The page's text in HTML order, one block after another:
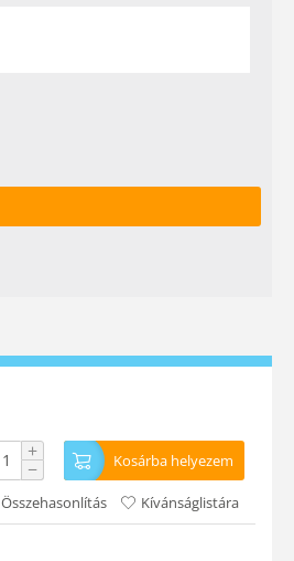
+
− Kosárba helyezem
Összehasonlítás Kívánságlistára